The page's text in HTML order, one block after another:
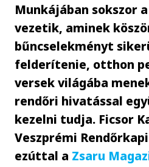
Munkájában sokszor
vezetik, aminek
bűncselekményt
felderítenie, otthon
versek világába
rendőri hivatással
kezelni tudja. Ficsor
Veszprémi
ezúttal a Zsaru